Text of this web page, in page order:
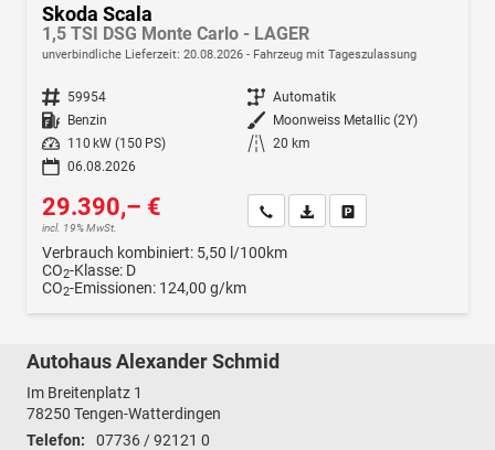
Skoda Scala
1,5 TSI DSG Monte Carlo - LAGER
unverbindliche Lieferzeit: 20.08.2026 Fahrzeug mit Tageszulassung
Fahrzeugnr. 59954 Getriebe Automatik
Kraftstoff Benzin Außenfarbe Moonweiss Metallic (2Y)
Leistung
110 kW (150 PS) Kilometerstand 20 km
06.08.2026
29.390,– €
incl. 19% MwSt.
Wir rufen Sie anFahrzeugexposé (PDF)
Verbrauch kombiniert: 5,50 l/100km
CO2-Klasse: D
CO2-Emissionen: 124,00 g/km
Autohaus Alexander Schmid
Im Breitenplatz 1
78250 Tengen-Watterdingen
Telefon:
07736 / 92121 0